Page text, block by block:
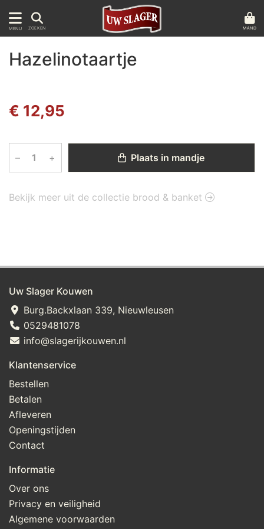
MENU ZOEKEN MAND
Hazelinotaartje
€ 12,95
– + Plaats in mandje
Bekijk meer uit de collectie brood & banket
Uw Slager Kouwen
Burg.Backxlaan 339, Nieuwleusen
0529481078
info@slagerijkouwen.nl
Klantenservice
Bestellen
Betalen
Afleveren
Openingstijden
Contact
Informatie
Over ons
Privacy en veiligheid
Algemene voorwaarden